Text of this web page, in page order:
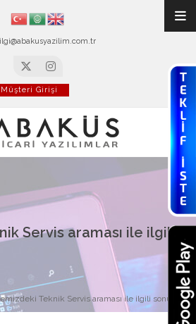
Müşteri Girişi
Servis araması ile ilgili
Teknik Servis araması ile ilgili sonuçlar